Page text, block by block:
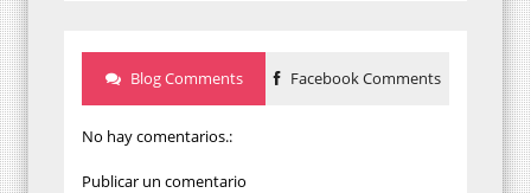
Blog Comments Facebook Comments
No hay comentarios.:
Publicar un comentario